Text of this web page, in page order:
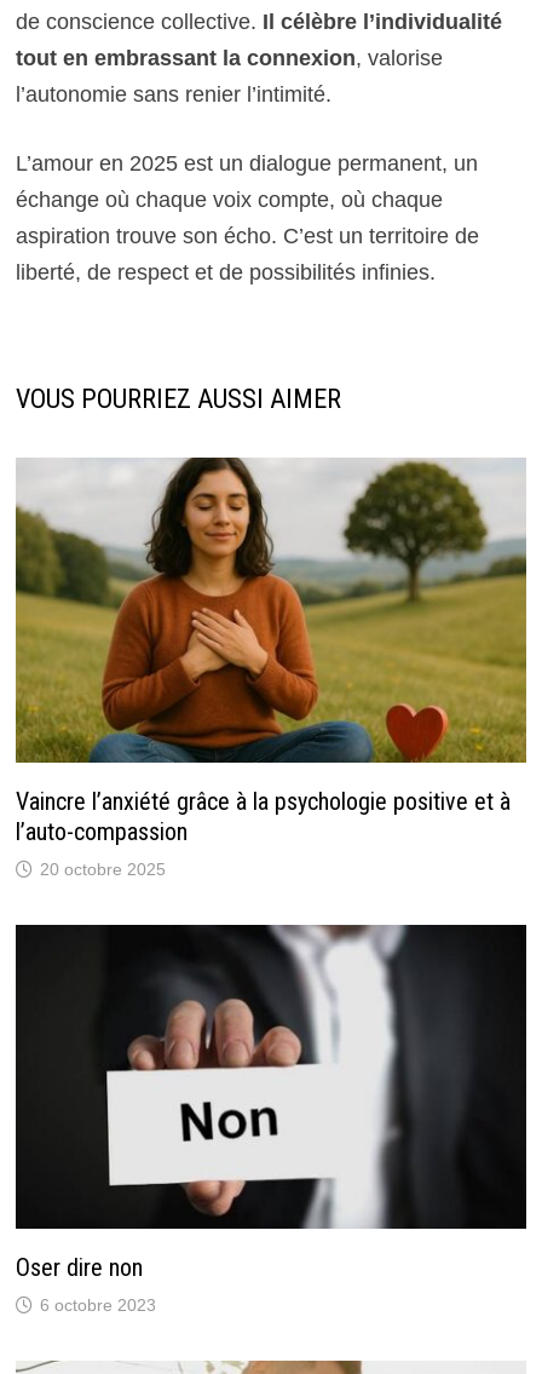
de conscience collective. Il célèbre l’individualité
tout en embrassant la connexion, valorise
l’autonomie sans renier l’intimité.
L’amour en 2025 est un dialogue permanent, un
échange où chaque voix compte, où chaque
aspiration trouve son écho. C’est un territoire de
liberté, de respect et de possibilités infinies.
VOUS POURRIEZ AUSSI AIMER
Vaincre l’anxiété grâce à la psychologie positive et à
l’auto-compassion
20 octobre 2025
Oser dire non
6 octobre 2023